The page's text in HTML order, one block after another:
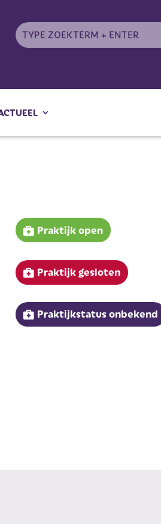
Praktijk open
Praktijk gesloten
Praktijkstatus onbekend